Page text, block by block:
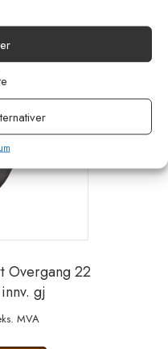
Overgang 22
gj
MVA